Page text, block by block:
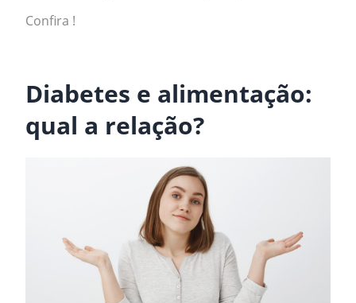
Confira !
Diabetes e alimentação:
qual a relação?